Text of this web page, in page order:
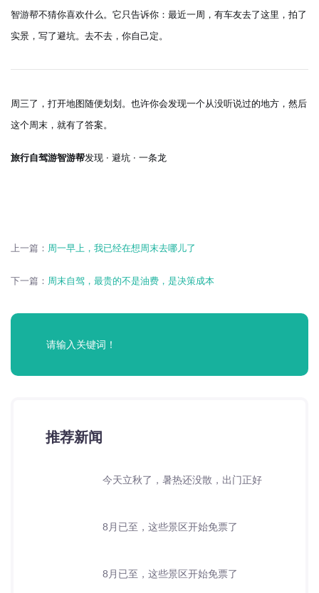
智游帮不猜你喜欢什么。它只告诉你：最近一周，有车友去了这里，拍了
实景，写了避坑。去不去，你自己定。
周三了，打开地图随便划划。也许你会发现一个从没听说过的地方，然后
这个周末，就有了答案。
旅行自驾游智游帮发现 · 避坑 · 一条龙
上一篇： 周一早上，我已经在想周末去哪儿了
下一篇： 周末自驾，最贵的不是油费，是决策成本
推荐新闻
今天立秋了，暑热还没散，出门正好
8月已至，这些景区开始免票了
8月已至，这些景区开始免票了